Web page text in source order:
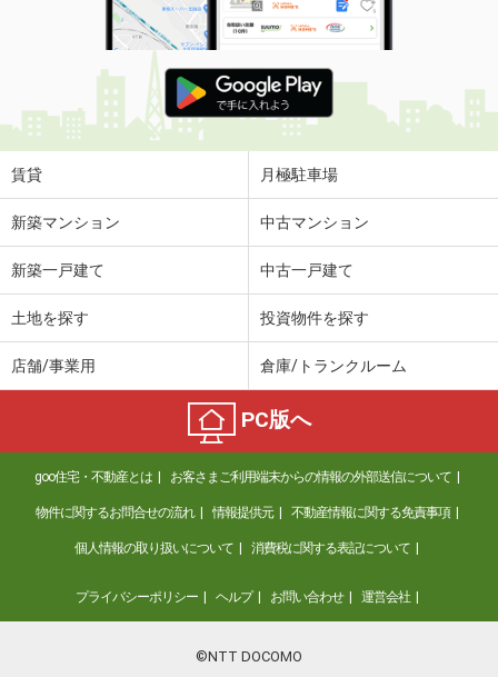
賃貸 月極駐車場
新築マンション 中古マンション
新築一戸建て 中古一戸建て
土地を探す 投資物件を探す
店舗/事業用 倉庫/トランクルーム
PC版へ
goo住宅・不動産とは お客さまご利用端末からの情報の外部送信について
物件に関するお問合せの流れ 情報提供元 不動産情報に関する免責事項
個人情報の取り扱いについて 消費税に関する表記について
プライバシーポリシー ヘルプ お問い合わせ 運営会社
©NTT DOCOMO